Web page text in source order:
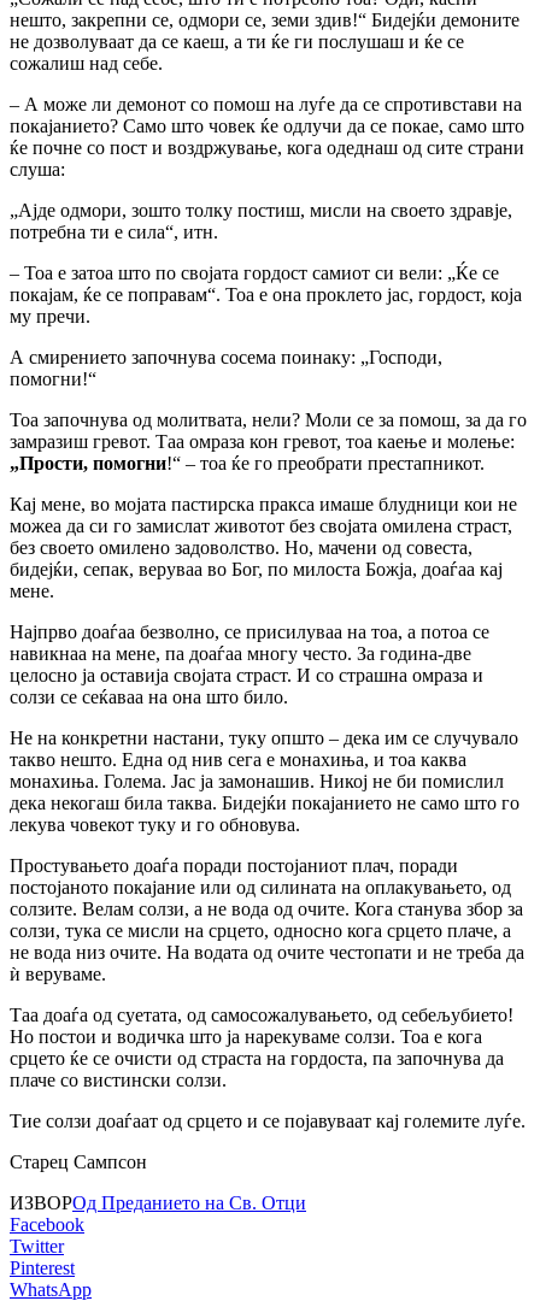
нешто, закрепни се, одмори се, земи здив!“ Бидејќи демоните
не дозволуваат да се каeш, а ти ќе ги послушаш и ќе се
сожалиш над себе.
– А може ли демонот со помош на луѓе да се спротивстави на
покајанието? Само што човек ќе одлучи да се покае, само што
ќе почне со пост и воздржување, кога одеднаш од сите страни
слуша:
„Ајде одмори, зошто толку постиш, мисли на своето здравје,
потребна ти е сила“, итн.
– Тоа е затоа што по својата гордост самиот си вели: „Ќе се
покајам, ќе се поправам“. Тоа е она проклето јас, гордост, која
му пречи.
А смирението започнува сосема поинаку: „Господи,
помогни!“
Тоа започнува од молитвата, нели? Моли се за помош, за да го
замразиш гревот. Таа омраза кон гревот, тоа каење и молење:
„Прости, помогни!“ – тоа ќе го преобрати престапникот.
Кај мене, во мојата пастирска пракса имаше блудници кои не
можеа да си го замислат животот без својата омилена страст,
без своето омилено задоволство. Но, мачени од совеста,
бидејќи, сепак, веруваа во Бог, по милоста Божја, доаѓаа кај
мене.
Најпрво доаѓаа безволно, се присилуваа на тоа, а потоа се
навикнаа на мене, па доаѓаа многу често. За година-две
целосно ја оставија својата страст. И со страшна омраза и
солзи се сеќаваа на она што било.
Не на конкретни настани, туку општо – дека им се случувало
такво нешто. Една од нив сега е монахиња, и тоа каква
монахиња. Голема. Јас ја замонашив. Никој не би помислил
дека некогаш била таква. Бидејќи покајанието не само што го
лекува човекот туку и го обновува.
Простувањето доаѓа поради постојаниот плач, поради
постојаното покајание или од силината на оплакувањето, од
солзите. Велам солзи, а не вода од очите. Кога станува збор за
солзи, тука се мисли на срцето, односно кога срцето плаче, а
не вода низ очите. На водата од очите честопати и не треба да
ѝ веруваме.
Таа доаѓа од суетата, од самосожалувањето, од себељубието!
Но постои и водичка што ја нарекуваме солзи. Тоа е кога
срцето ќе се очисти од страста на гордоста, па започнува да
плаче со вистински солзи.
Тие солзи доаѓаат од срцето и се појавуваат кај големите луѓе.
Старец Сампсон
ИЗВОРOд Преданието на Св. Отци
Facebook
Twitter
Pinterest
WhatsApp